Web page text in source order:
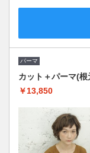
パーマ
カット＋パーマ(
￥13,850